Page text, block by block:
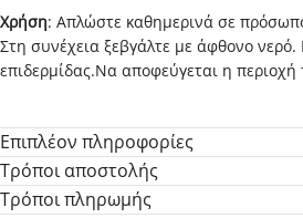
Χρήση: Απλώστε καθημερινά σε
Στη συνέχεια ξεβγάλτε με άφθονο νερό.
επιδερμίδας.Να αποφεύγεται η
Επιπλέον πληροφορίες
Τρόποι αποστολής
Τρόποι πληρωμής